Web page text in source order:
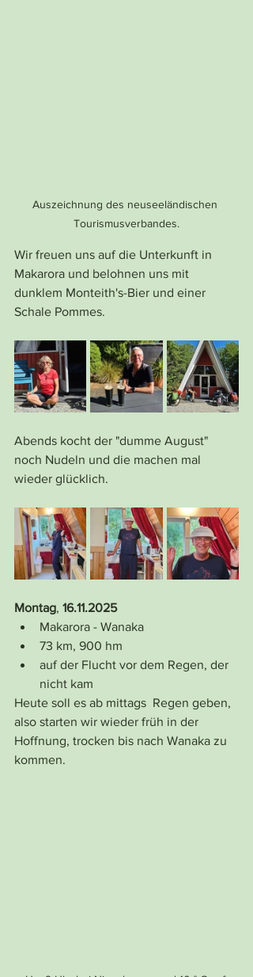
Auszeichnung des neuseeländischen
Tourismusverbandes.
Wir freuen uns auf die Unterkunft in
Makarora und belohnen uns mit
dunklem Monteith's-Bier und einer
Schale Pommes.
Abends kocht der "dumme August"
noch Nudeln und die machen mal
wieder glücklich.
Montag, 16.11.2025
Makarora - Wanaka
73 km, 900 hm
auf der Flucht vor dem Regen, der
nicht kam
Heute soll es ab mittags  Regen geben,
also starten wir wieder früh in der
Hoffnung, trocken bis nach Wanaka zu
kommen.